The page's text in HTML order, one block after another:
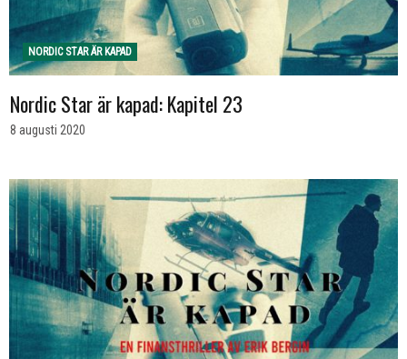
NORDIC STAR ÄR KAPAD
Nordic Star är kapad: Kapitel 23
8 augusti 2020